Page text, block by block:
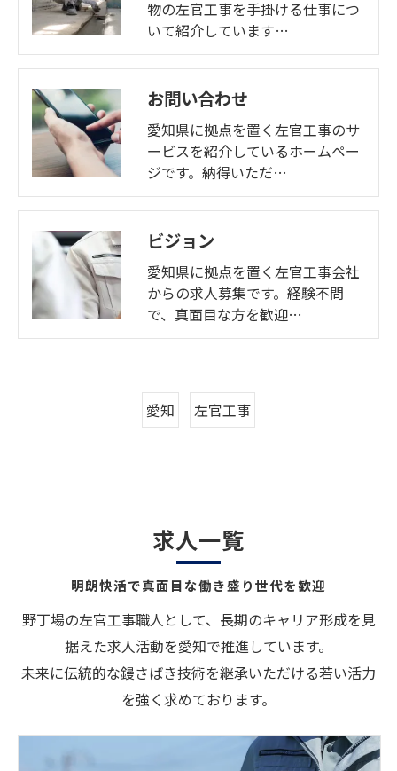
物の左官工事を手掛ける仕事につ
いて紹介しています…
お問い合わせ
愛知県に拠点を置く左官工事のサ
ービスを紹介しているホームペー
ジです。納得いただ…
ビジョン
愛知県に拠点を置く左官工事会社
からの求人募集です。経験不問
で、真面目な方を歓迎…
愛知 左官工事
求人一覧
明朗快活で真面目な働き盛り世代を歓迎
野丁場の左官工事職人として、長期のキャリア形成を見
据えた求人活動を愛知で推進しています。
未来に伝統的な鏝さばき技術を継承いただける若い活力
を強く求めております。